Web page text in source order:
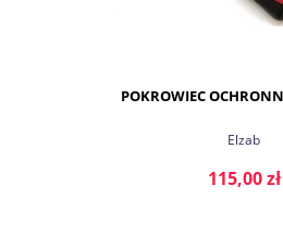
POKROWIEC
Elzab
115,00 zł